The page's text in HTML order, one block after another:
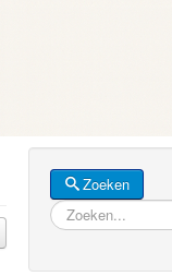
Zoeken
Zoeken